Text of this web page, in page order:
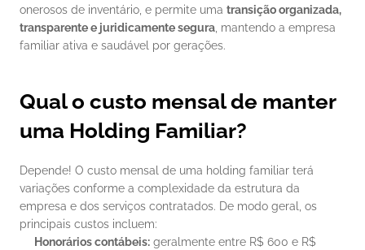
onerosos de inventário, e permite uma transição organizada,
transparente e juridicamente segura, mantendo a empresa
familiar ativa e saudável por gerações.
Qual o custo mensal de manter
uma Holding Familiar?
Depende! O custo mensal de uma holding familiar terá
variações conforme a complexidade da estrutura da
empresa e dos serviços contratados. De modo geral, os
principais custos incluem:
Honorários contábeis: geralmente entre R$ 600 e R$